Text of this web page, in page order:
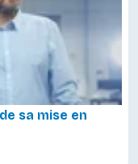
sa mise en